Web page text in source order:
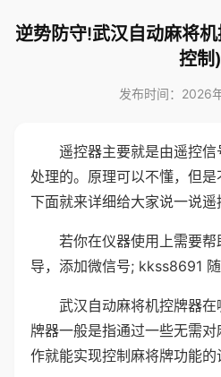
逆势防守!武汉自动麻将
控制)
发布时间：2026
遥控器主要就是由遥控
处理的。原理可以不懂，但是
下面就来详细给大家说一说遥
若你在仪器使用上需要
导，添加微信号; kkss8691 随
武汉自动麻将机控牌器
牌器一般是指通过一些无需
作就能实现控制麻将牌功能的